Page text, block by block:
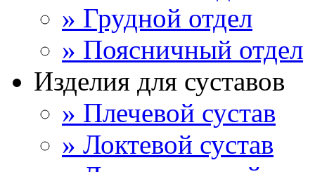
» Грудной отдел
» Поясничный отдел
Изделия для суставов
» Плечевой сустав
» Локтевой сустав